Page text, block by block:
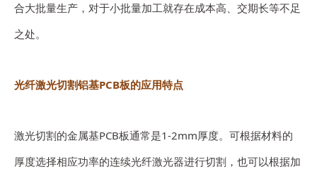
合大批量生产，对于小批量加工就存在成本高、交期长等不足
之处。
光纤激光切割铝基PCB板的应用特点
激光切割的金属基PCB板通常是1-2mm厚度。可根据材料的
厚度选择相应功率的连续光纤激光器进行切割，也可以根据加